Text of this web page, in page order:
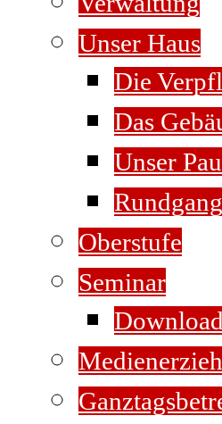
Unser Haus
Die
Das
Unser
Oberstufe
Seminar